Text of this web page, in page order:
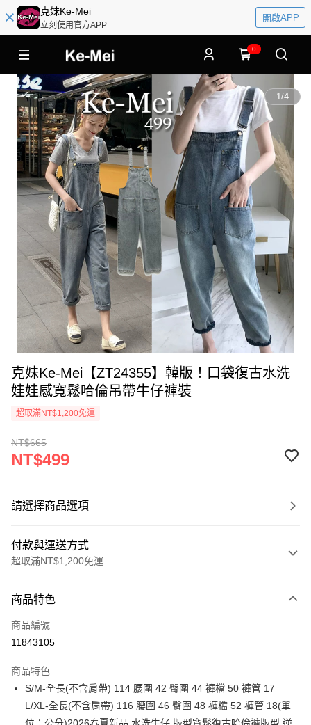
克妹Ke-Mei
立刻使用官方APP
開啟APP
0
1/4
克妹Ke-Mei【ZT24355】韓版！口袋復古水洗
娃娃感寬鬆哈倫吊帶牛仔褲裝
超取滿NT$1,200免運
NT$665
NT$499
請選擇商品選項
付款與運送方式
超取滿NT$1,200免運
信用卡一次付款
超商取貨付款
ATM付款
運送方式
商品特色
商品編號
11843105
商品特色
S/M-全長(不含肩帶) 114 腰圍 42 臀圍 44 褲檔 50 褲管 17
L/XL-全長(不含肩帶) 116 腰圍 46 臀圍 48 褲檔 52 褲管 18(單